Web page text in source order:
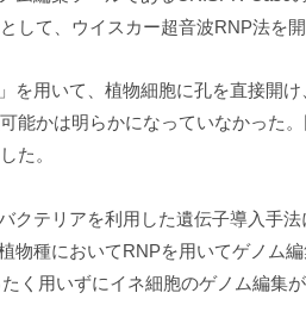
して、ウイスカー超音波RNP法を開
を用いて、植物細胞に孔を直接開け
能かは明らかになっていなかった
た。
テリアを利用した遺伝子導入手法
物種においてRNPを用いてゲノム
く用いずにイネ細胞のゲノム編集